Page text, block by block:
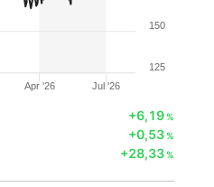
Apr '26 Jul '26
125
150
+6,19%
+0,53%
+28,33%